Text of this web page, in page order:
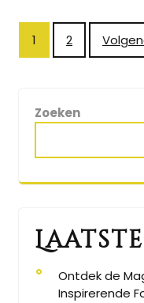
1 2
Zoeken
Ontdek de
Inspirerende